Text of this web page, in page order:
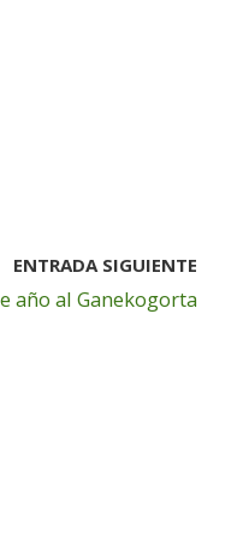
ENTRADA SIGUIENTE
año al Ganekogorta